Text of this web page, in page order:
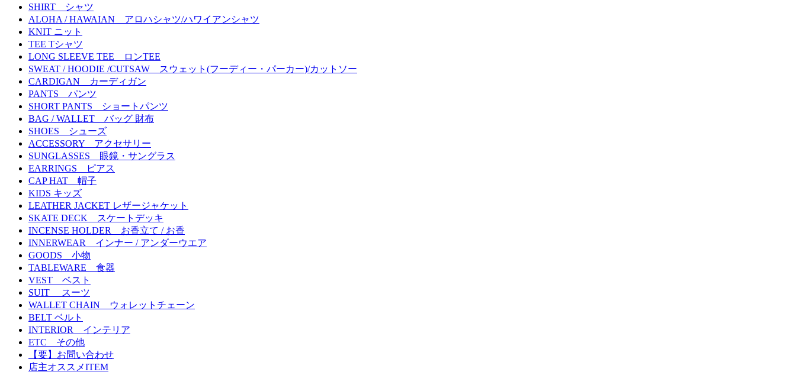
SHIRT シャツ
ALOHA / HAWAIAN アロハシャツ/ハワイアンシャツ
KNIT ニット
TEE Tシャツ
LONG SLEEVE TEE ロンTEE
SWEAT / HOODIE /CUTSAW スウェット(フーディー・パーカー)/カットソー
CARDIGAN カーディガン
PANTS パンツ
SHORT PANTS ショートパンツ
BAG / WALLET バッグ 財布
SHOES シューズ
ACCESSORY アクセサリー
SUNGLASSES 眼鏡・サングラス
EARRINGS ピアス
CAP HAT 帽子
KIDS キッズ
LEATHER JACKET レザージャケット
SKATE DECK スケートデッキ
INCENSE HOLDER お香立て / お香
INNERWEAR インナー / アンダーウエア
GOODS 小物
TABLEWARE 食器
VEST ベスト
SUIT スーツ
WALLET CHAIN ウォレットチェーン
BELT ベルト
INTERIOR インテリア
ETC その他
【要】お問い合わせ
店主オススメITEM